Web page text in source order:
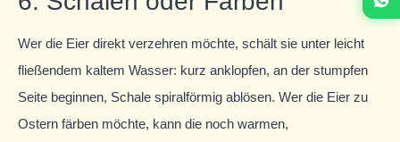
Wer die Eier direkt verzehren möchte, schält sie unter leicht
fließendem kaltem Wasser: kurz anklopfen, an der stumpfen
Seite beginnen, Schale spiralförmig ablösen. Wer die Eier zu
Ostern färben möchte, kann die noch warmen,